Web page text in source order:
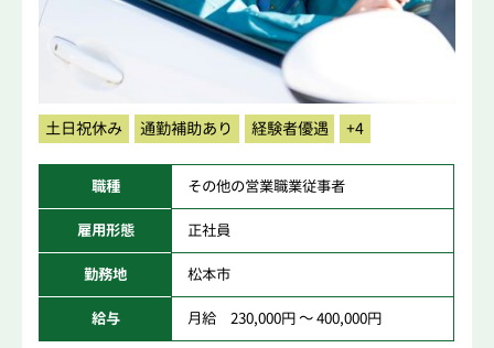
土日祝休み 通勤補助あり 経験者優遇 +4
職種 その他の営業職業従事者
雇用形態 正社員
勤務地 松本市
給与 月給 230,000円 ～ 400,000円